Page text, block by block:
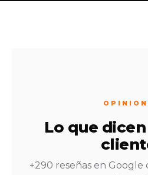
Lo que
+290 reseñas en Google